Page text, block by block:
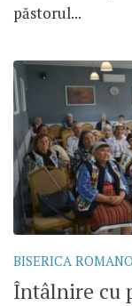
păstorul...
BISERICA
Întâlnire cu